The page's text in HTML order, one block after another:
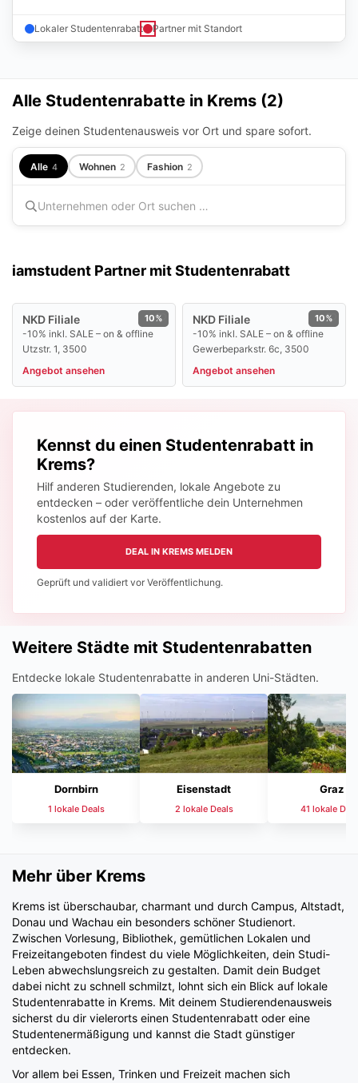
Lokaler Studentenrabatt Partner mit Standort
Alle Studentenrabatte in Krems (2)
Zeige deinen Studentenausweis vor Ort und spare sofort.
Alle 4 Wohnen 2 Fashion 2
iamstudent Partner mit Studentenrabatt
10%
NKD Filiale
-10% inkl. SALE – on & offline
Utzstr. 1, 3500
Angebot ansehen
10%
NKD Filiale
-10% inkl. SALE – on & offline
Gewerbeparkstr. 6c, 3500
Angebot ansehen
Kennst du einen Studentenrabatt in
Krems?
Hilf anderen Studierenden, lokale Angebote zu
entdecken – oder veröffentliche dein Unternehmen
kostenlos auf der Karte.
DEAL IN KREMS MELDEN
Geprüft und validiert vor Veröffentlichung.
Weitere Städte mit Studentenrabatten
Entdecke lokale Studentenrabatte in anderen Uni-Städten.
Dornbirn
1 lokale Deals
Eisenstadt
2 lokale Deals
Graz
41 lokale
Mehr über Krems
Krems ist überschaubar, charmant und durch Campus, Altstadt,
Donau und Wachau ein besonders schöner Studienort.
Zwischen Vorlesung, Bibliothek, gemütlichen Lokalen und
Freizeitangeboten findest du viele Möglichkeiten, dein Studi-
Leben abwechslungsreich zu gestalten. Damit dein Budget
dabei nicht zu schnell schmilzt, lohnt sich ein Blick auf lokale
Studentenrabatte in Krems. Mit deinem Studierendenausweis
sicherst du dir vielerorts einen Studentenrabatt oder eine
Studentenermäßigung und kannst die Stadt günstiger
entdecken.
Vor allem bei Essen, Trinken und Freizeit machen sich